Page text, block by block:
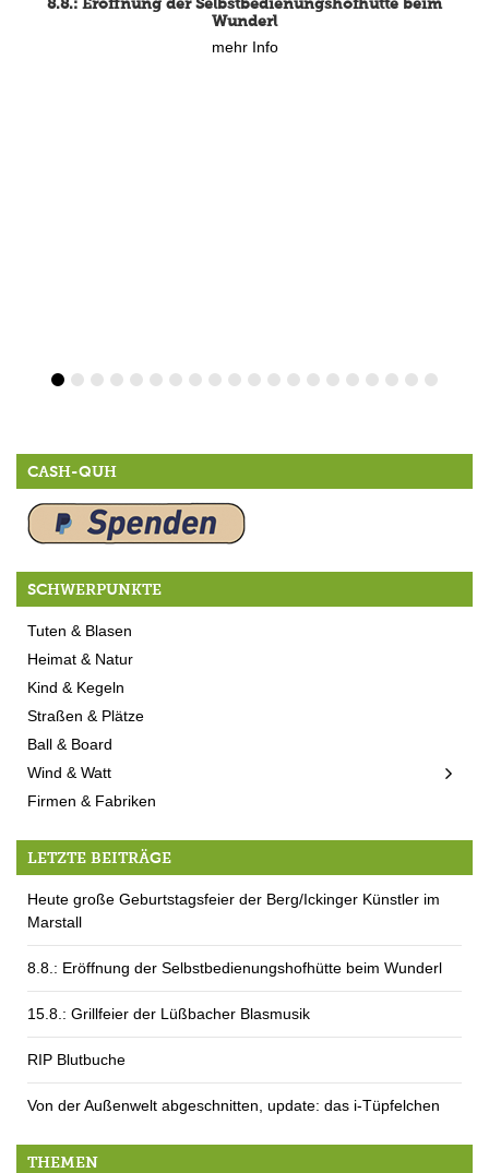
8.8.: Eröffnung der Selbstbedienungshofhütte beim
Wunderl
mehr Info
CASH-QUH
SCHWERPUNKTE
Tuten & Blasen
Heimat & Natur
Kind & Kegeln
Straßen & Plätze
Ball & Board
Wind & Watt
Firmen & Fabriken
LETZTE BEITRÄGE
Heute große Geburtstagsfeier der Berg/Ickinger Künstler im
Marstall
8.8.: Eröffnung der Selbstbedienungshofhütte beim Wunderl
15.8.: Grillfeier der Lüßbacher Blasmusik
RIP Blutbuche
Von der Außenwelt abgeschnitten, update: das i-Tüpfelchen
THEMEN